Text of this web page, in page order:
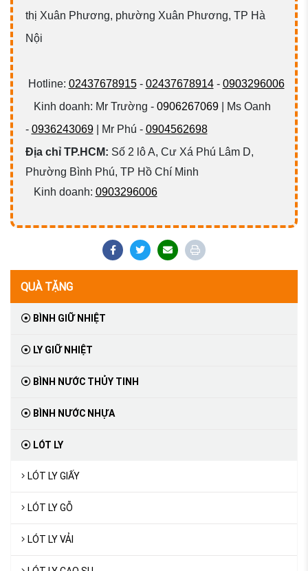
thị Xuân Phương, phường Xuân Phương, TP Hà
Nội
Hotline: 02437678915- 02437678914- 0903296006
Kinh doanh: Mr Trường - 0906267069| Ms Oanh
- 0936243069| Mr Phú - 0904562698
Địa chỉ TP.HCM: Số 2 lô A, Cư Xá Phú Lâm D,
Phường Bình Phú, TP Hồ Chí Minh
Kinh doanh: 0903296006
QUÀ TẶNG
BÌNH GIỮ NHIỆT
LY GIỮ NHIỆT
BÌNH NƯỚC THỦY TINH
BÌNH NƯỚC NHỰA
LÓT LY
LÓT LY GIẤY
LÓT LY GỖ
LÓT LY VẢI